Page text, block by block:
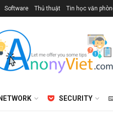
Software Thủ thuật Tin học văn
NETWORK SECURITY